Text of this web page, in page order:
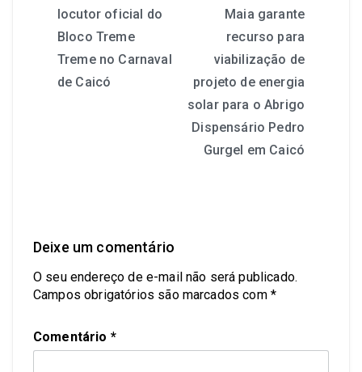
locutor oficial do
Bloco Treme
Treme no Carnaval
de Caicó
Maia garante
recurso para
viabilização de
projeto de energia
solar para o Abrigo
Dispensário Pedro
Gurgel em Caicó
Deixe um comentário
O seu endereço de e-mail não será publicado.
Campos obrigatórios são marcados com *
Comentário *